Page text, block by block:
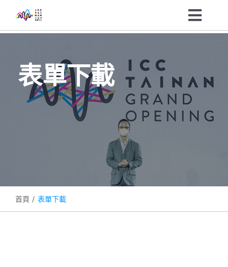
content
參訪民眾
表單下載
首頁 表單下載